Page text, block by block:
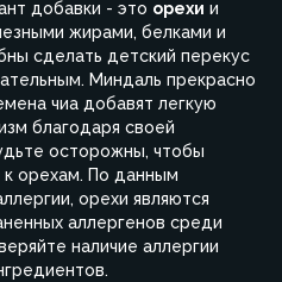
добавки - это орехи и
жирами, белками и
сделать детский перекус
Миндаль прекрасно
чиа добавят легкую
благодаря своей
осторожны, чтобы
к орехам. По данным
орехи являются
аллергенов среди
наличие аллергии